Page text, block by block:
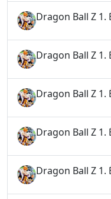
Dragon Ball Z 1.
Dragon Ball Z 1.
Dragon Ball Z 1.
Dragon Ball Z 1.
Dragon Ball Z 1.